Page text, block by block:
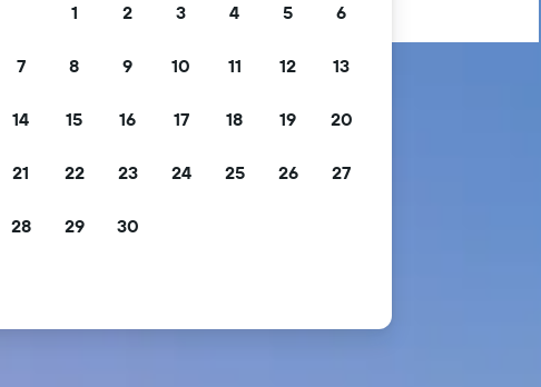
1 2 3 4 5 6
7 8 9 10 11 12 13
14 15 16 17 18 19 20
21 22 23 24 25 26 27
28 29 30